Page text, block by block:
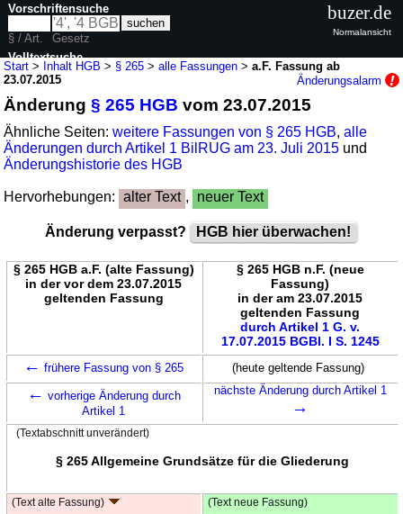
Start > Inhalt HGB > § 265 >alle Fassungen >a.F. Fassung ab
23.07.2015
Änderungsalarm
Änderung§ 265 HGB vom 23.07.2015
Ähnliche Seiten:weitere Fassungen von § 265 HGB,alle
Änderungen durch Artikel 1 BilRUG am 23. Juli 2015 und
Änderungshistorie des HGB
Hervorhebungen: alter Text , neuer Text
Änderung verpasst? HGB hier überwachen!
§ 265 HGB a.F. (alte Fassung)
in der vor dem 23.07.2015
geltenden Fassung
§ 265 HGB n.F. (neue
Fassung)
in der am 23.07.2015
geltenden Fassung
durch Artikel 1 G. v.
17.07.2015 BGBl. I S. 1245
← frühere Fassung von § 265 (heute geltende Fassung)
← vorherige Änderung durch
Artikel 1
nächste Änderung durch Artikel 1
→
(Textabschnitt unverändert)
§ 265 Allgemeine Grundsätze für die Gliederung
(Text alte Fassung) (Text neue Fassung)
Vorschriftensuche
§ / Art.
Gesetz
Volltextsuche
buzer.de
Normalansicht